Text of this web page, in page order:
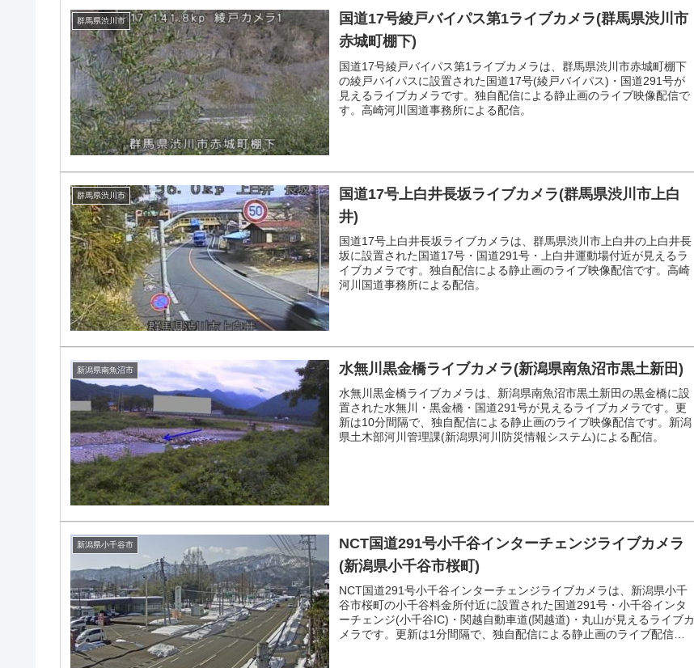
群馬県渋川市
国道17号綾戸バイパス第1ライブカメラ(群馬県渋川市
赤城町棚下)
国道17号綾戸バイパス第1ライブカメラは、群馬県渋川市赤城町棚下
の綾戸バイパスに設置された国道17号(綾戸バイパス)・国道291号が
見えるライブカメラです。独自配信による静止画のライブ映像配信で
す。高崎河川国道事務所による配信。
群馬県渋川市
国道17号上白井長坂ライブカメラ(群馬県渋川市上白
井)
国道17号上白井長坂ライブカメラは、群馬県渋川市上白井の上白井長
坂に設置された国道17号・国道291号・上白井運動場付近が見えるラ
イブカメラです。独自配信による静止画のライブ映像配信です。高崎
河川国道事務所による配信。
新潟県南魚沼市 水無川黒金橋ライブカメラ(新潟県南魚沼市黒土新田)
水無川黒金橋ライブカメラは、新潟県南魚沼市黒土新田の黒金橋に設
置された水無川・黒金橋・国道291号が見えるライブカメラです。更
新は10分間隔で、独自配信による静止画のライブ映像配信です。新潟
県土木部河川管理課(新潟県河川防災情報システム)による配信。
新潟県小千谷市
NCT国道291号小千谷インターチェンジライブカメラ
(新潟県小千谷市桜町)
NCT国道291号小千谷インターチェンジライブカメラは、新潟県小千
谷市桜町の小千谷料金所付近に設置された国道291号・小千谷インタ
ーチェンジ(小千谷IC)・関越自動車道(関越道)・丸山が見えるライブカ
メラです。更新は1分間隔で、独自配信による静止画のライブ配信映